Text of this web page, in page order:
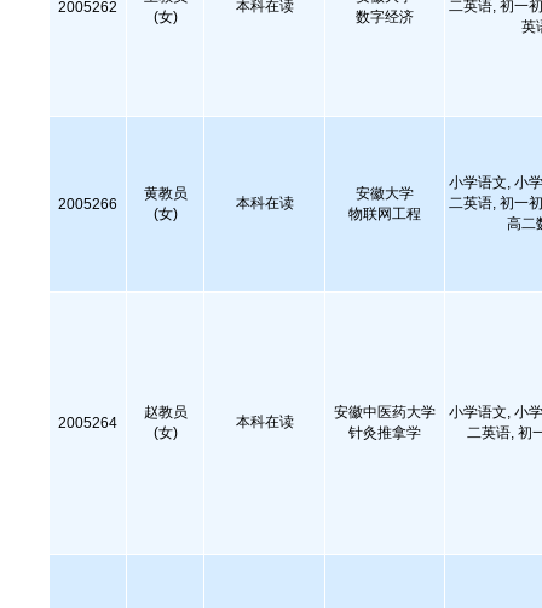
2005262
(女)
本科在读
数字经济
二英语, 初一
英
2005266
黄教员
(女)
本科在读
安徽大学
物联网工程
小学语文, 小
二英语, 初一
高二
2005264
赵教员
(女)
本科在读
安徽中医药大学
针灸推拿学
小学语文, 小
二英语, 初